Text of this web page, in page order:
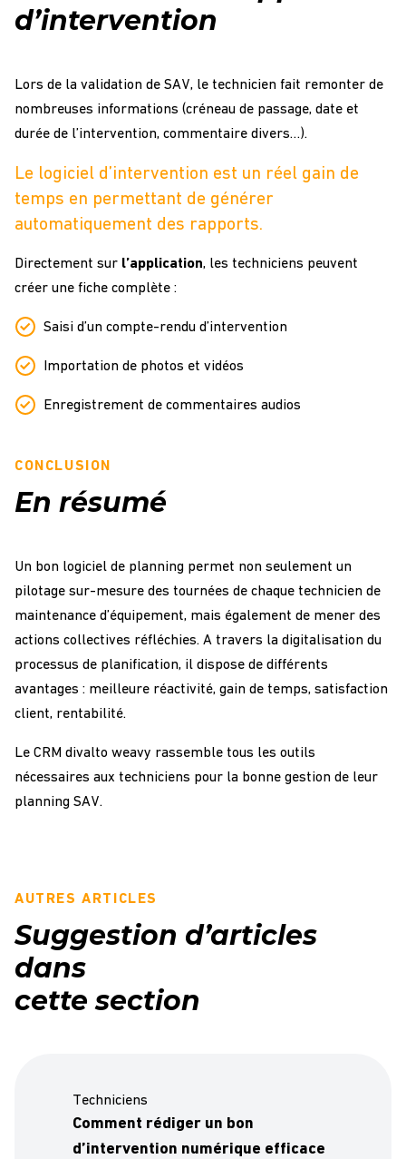
d’intervention
Lors de la validation de SAV, le technicien fait remonter de
nombreuses informations (créneau de passage, date et
durée de l’intervention, commentaire divers…).
Le logiciel d’intervention est un réel gain de
temps en permettant de générer
automatiquement des rapports.
Directement sur l’application, les techniciens peuvent
créer une fiche complète :
Saisi d’un compte-rendu d’intervention
Importation de photos et vidéos
Enregistrement de commentaires audios
CONCLUSION
En résumé
Un bon logiciel de planning permet non seulement un
pilotage sur-mesure des tournées de chaque technicien de
maintenance d’équipement, mais également de mener des
actions collectives réfléchies. A travers la digitalisation du
processus de planification, il dispose de différents
avantages : meilleure réactivité, gain de temps, satisfaction
client, rentabilité.
Le CRM divalto weavy rassemble tous les outils
nécessaires aux techniciens pour la bonne gestion de leur
planning SAV.
AUTRES ARTICLES
Suggestion d’articles
dans
cette section
Techniciens
Comment rédiger un bon
d’intervention numérique efficace